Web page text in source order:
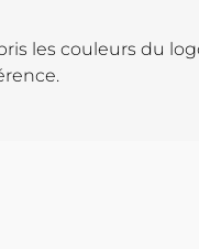
les couleurs du